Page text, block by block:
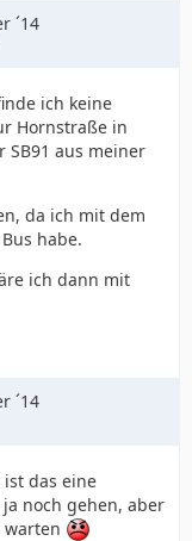
´14
ich keine
Hornstraße in
SB91 aus meiner
da ich mit dem
habe.
ich dann mit
´14
das eine
noch gehen, aber
warten